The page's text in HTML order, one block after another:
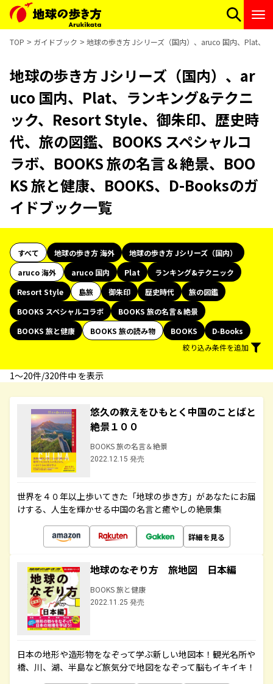
TOP ガイドブック 地球の歩き方 Jシリーズ（国内）、aruco 国内、Plat、
地球の歩き方 Jシリーズ（国内）、ar
uco 国内、Plat、ランキング&テクニ
ック、Resort Style、御朱印、歴史時
代、旅の図鑑、BOOKS スペシャルコ
ラボ、BOOKS 旅の名言＆絶景、BOO
KS 旅と健康、BOOKS、D-Booksのガ
イドブック一覧
すべて 地球の歩き方 海外
地球の歩き方 Jシリーズ（国内）
aruco 海外
aruco 国内 Plat
ランキング&テクニック
Resort Style
島旅 御朱印 歴史時代
旅の図鑑
BOOKS スペシャルコラボ
BOOKS 旅の名言＆絶景
BOOKS 旅と健康
BOOKS 旅の読み物 BOOKS
D-Books
絞り込み条件を追加
1〜20件/320件中 を表示
悠久の教えをひもとく中国のことばと
絶景１００
BOOKS 旅の名言＆絶景
2022.12.15 発売
世界を４０年以上歩いてきた「地球の歩き方」があなたにお届
けする、人生を輝かせる中国の名言と癒やしの絶景集
詳細を見る
地球のなぞり方 旅地図 日本編
BOOKS 旅と健康
2022.11.25 発売
日本の地形や造形物をなぞって学ぶ新しい地図本！観光名所や
橋、川、湖、半島など旅気分で地図をなぞって脳もイキイキ！